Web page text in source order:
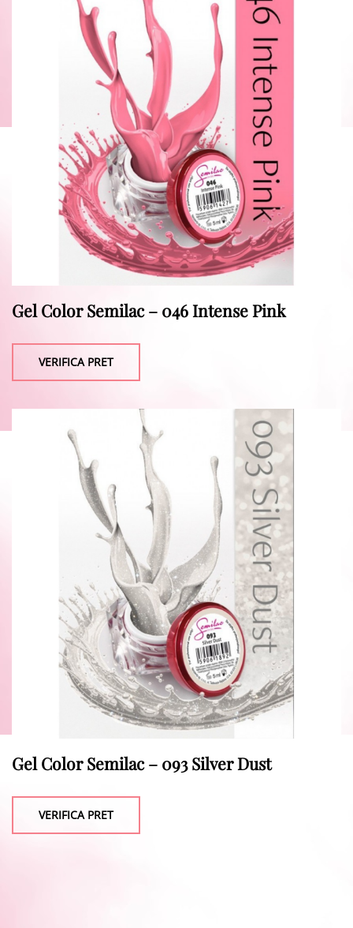
Gel Color Semilac – 046 Intense Pink
VERIFICA PRET
Gel Color Semilac – 093 Silver Dust
VERIFICA PRET